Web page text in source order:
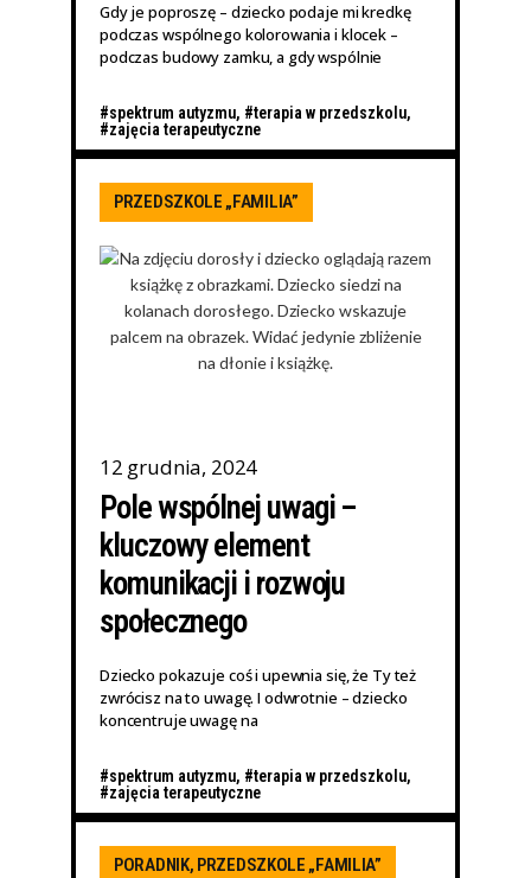
Gdy je poproszę – dziecko podaje mi kredkę
podczas wspólnego kolorowania i klocek –
podczas budowy zamku, a gdy wspólnie
#spektrum autyzmu, #terapia w przedszkolu,
#zajęcia terapeutyczne
PRZEDSZKOLE „FAMILIA”
12 grudnia, 2024
Pole wspólnej uwagi –
kluczowy element
komunikacji i rozwoju
społecznego
Dziecko pokazuje coś i upewnia się, że Ty też
zwrócisz na to uwagę. I odwrotnie – dziecko
koncentruje uwagę na
#spektrum autyzmu, #terapia w przedszkolu,
#zajęcia terapeutyczne
PORADNIK, PRZEDSZKOLE „FAMILIA”